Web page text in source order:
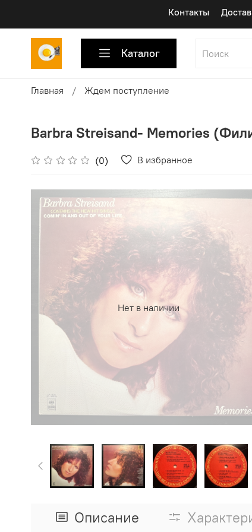
Контакты
Каталог
Главная Ждем поступление
Barbra Streisand- Memories
(0) В избранное
Нет в наличии
Описание